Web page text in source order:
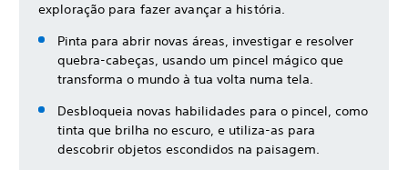
exploração para fazer avançar a história.
Pinta para abrir novas áreas, investigar e resolver
quebra-cabeças, usando um pincel mágico que
transforma o mundo à tua volta numa tela.
Desbloqueia novas habilidades para o pincel, como
tinta que brilha no escuro, e utiliza-as para
descobrir objetos escondidos na paisagem.